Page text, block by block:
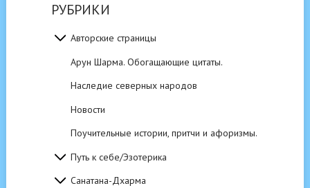
РУБРИКИ
Авторские страницы
Арун Шарма. Обогащающие цитаты.
Наследие северных народов
Новости
Поучительные истории, притчи и афоризмы.
Путь к себе/Эзотерика
Санатана-Дхарма